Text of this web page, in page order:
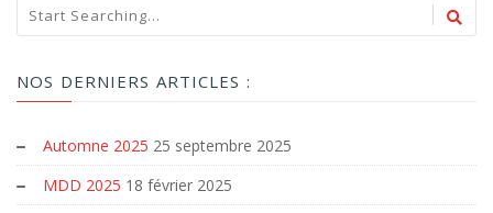
NOS DERNIERS ARTICLES :
Automne 2025 25 septembre 2025
MDD 2025 18 février 2025